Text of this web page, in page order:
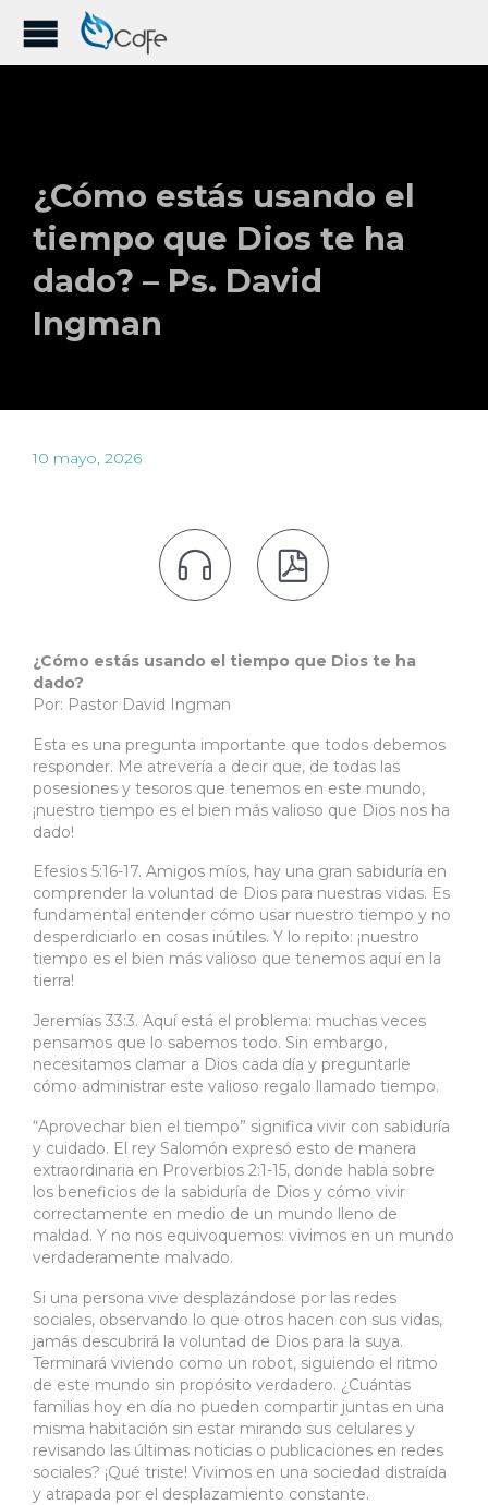
¿Cómo estás usando el
tiempo que Dios te ha
dado? – Ps. David
Ingman
10 mayo, 2026
 
¿Cómo estás usando el tiempo que Dios te ha
dado?
Por: Pastor David Ingman
Esta es una pregunta importante que todos debemos
responder. Me atrevería a decir que, de todas las
posesiones y tesoros que tenemos en este mundo,
¡nuestro tiempo es el bien más valioso que Dios nos ha
dado!
Efesios 5:16-17. Amigos míos, hay una gran sabiduría en
comprender la voluntad de Dios para nuestras vidas. Es
fundamental entender cómo usar nuestro tiempo y no
desperdiciarlo en cosas inútiles. Y lo repito: ¡nuestro
tiempo es el bien más valioso que tenemos aquí en la
tierra!
Jeremías 33:3. Aquí está el problema: muchas veces
pensamos que lo sabemos todo. Sin embargo,
necesitamos clamar a Dios cada día y preguntarle
cómo administrar este valioso regalo llamado tiempo.
“Aprovechar bien el tiempo” significa vivir con sabiduría
y cuidado. El rey Salomón expresó esto de manera
extraordinaria en Proverbios 2:1-15, donde habla sobre
los beneficios de la sabiduría de Dios y cómo vivir
correctamente en medio de un mundo lleno de
maldad. Y no nos equivoquemos: vivimos en un mundo
verdaderamente malvado.
Si una persona vive desplazándose por las redes
sociales, observando lo que otros hacen con sus vidas,
jamás descubrirá la voluntad de Dios para la suya.
Terminará viviendo como un robot, siguiendo el ritmo
de este mundo sin propósito verdadero. ¿Cuántas
familias hoy en día no pueden compartir juntas en una
misma habitación sin estar mirando sus celulares y
revisando las últimas noticias o publicaciones en redes
sociales? ¡Qué triste! Vivimos en una sociedad distraída
y atrapada por el desplazamiento constante.